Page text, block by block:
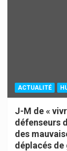
ACTUALITÉ
J-M de «
défenseurs
des
déplacés